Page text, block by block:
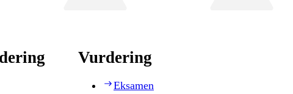
Vurdering
Eksamen